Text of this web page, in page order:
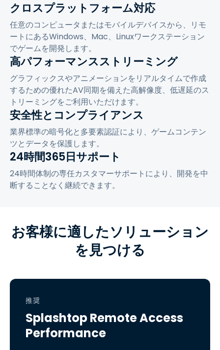
クロスプラットフォーム対応
任意のコンピュータまたはモバイルデバイスから、リモ
ートにあるWindows、Mac、Linuxワークステーション
でゲームを開発します。
高パフォーマンスストリーミング
グラフィックスやアニメーションをリアルタイムで作成
するための優れたAV同期を備えた高解像度、低遅延のス
トリーミングをご利用いただけます。
安全性とコンプライアンス
業界標準の暗号化と多要素認証により、ゲームコンテン
ツとデータを保護します。
24時間365日サポート
24時間体制の専任カスタマーサポートにより、開発を中
断することなく継続できます。
お客様に適したソリューション
を見つける
推奨
Splashtop Remote Access
Performance